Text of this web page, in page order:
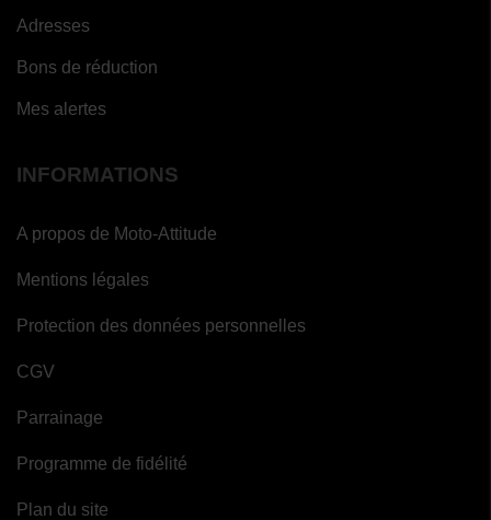
Adresses
Bons de réduction
Mes alertes
INFORMATIONS
A propos de Moto-Attitude
Mentions légales
Protection des données personnelles
CGV
Parrainage
Programme de fidélité
Plan du site